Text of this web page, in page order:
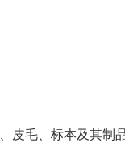
皮毛、标本及其制